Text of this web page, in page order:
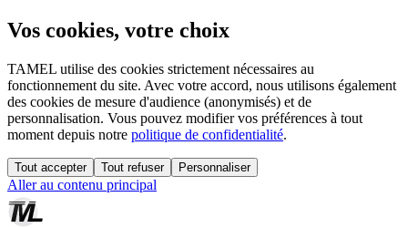
Vos cookies, votre choix
TAMEL utilise des cookies strictement nécessaires au
fonctionnement du site. Avec votre accord, nous utilisons également
des cookies de mesure d'audience (anonymisés) et de
personnalisation. Vous pouvez modifier vos préférences à tout
moment depuis notre politique de confidentialité.
Tout accepter Tout refuser Personnaliser
Aller au contenu principal